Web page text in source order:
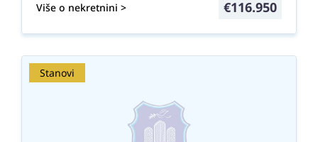
Više o nekretnini > €116.950
Stanovi